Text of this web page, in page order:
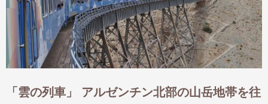
「雲の列車」 アルゼンチン北部の山岳地帯を往